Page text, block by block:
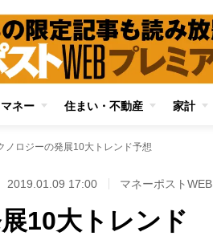
マネー 住まい・不動産 家計
ノロジーの発展10大トレンド予想
2019.01.09 17:00 マネーポストWEB
10大トレンド